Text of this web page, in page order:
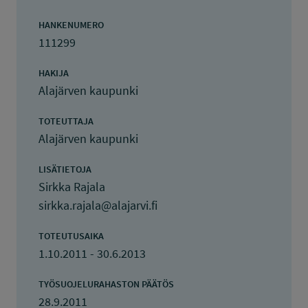
HANKENUMERO
111299
HAKIJA
Alajärven kaupunki
TOTEUTTAJA
Alajärven kaupunki
LISÄTIETOJA
Sirkka Rajala
sirkka.rajala@alajarvi.fi
TOTEUTUSAIKA
1.10.2011 - 30.6.2013
TYÖSUOJELURAHASTON PÄÄTÖS
28.9.2011